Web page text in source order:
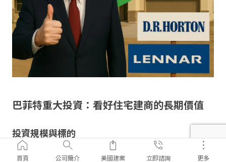
巴菲特重大投資：看好住宅建商的長期價值
投資規模與標的
根據最新 13F 報告與主流媒體統計，Berkshire 在 2025
首頁 公司簡介 美國建案 立即諮詢 更多